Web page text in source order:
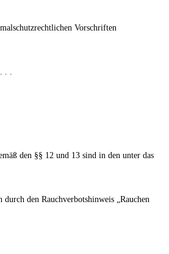
Vorschriften
. .
den §§ 12 und 13 sind in den unter das
den Rauchverbotshinweis „Rauchen